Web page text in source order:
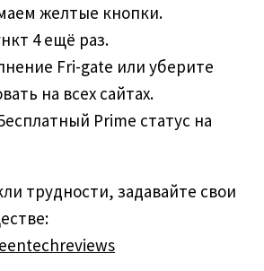
желтые кнопки.
4 ещё раз.
Fri-gate или уберите
на всех сайтах.
Prime статус на
трудности, задавайте свои